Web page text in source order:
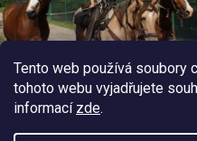
Tento web používá soubory
tohoto webu vyjadřujete
informací zde.